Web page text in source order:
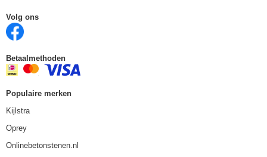
Volg ons
Betaalmethoden
Populaire merken
Kijlstra
Oprey
Onlinebetonstenen.nl